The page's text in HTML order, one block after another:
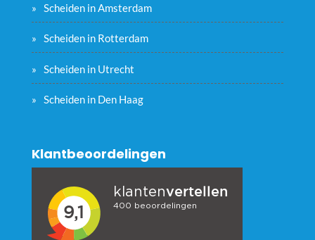
Scheiden in Amsterdam
Scheiden in Rotterdam
Scheiden in Utrecht
Scheiden in Den Haag
Klantbeoordelingen